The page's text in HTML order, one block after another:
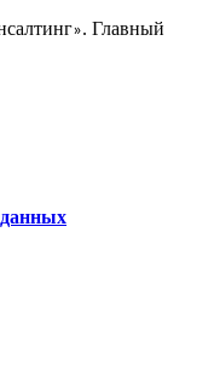
». Главный